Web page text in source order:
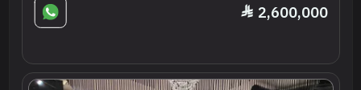
2,600,000